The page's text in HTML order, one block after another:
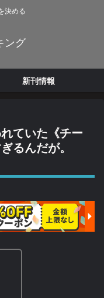
決める
ング
新刊情報
ていた《チー
るんだが。